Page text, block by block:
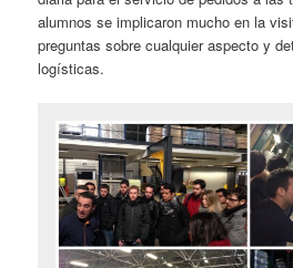
alumnos se implicaron mucho en la
preguntas sobre cualquier aspecto y
logísticas.